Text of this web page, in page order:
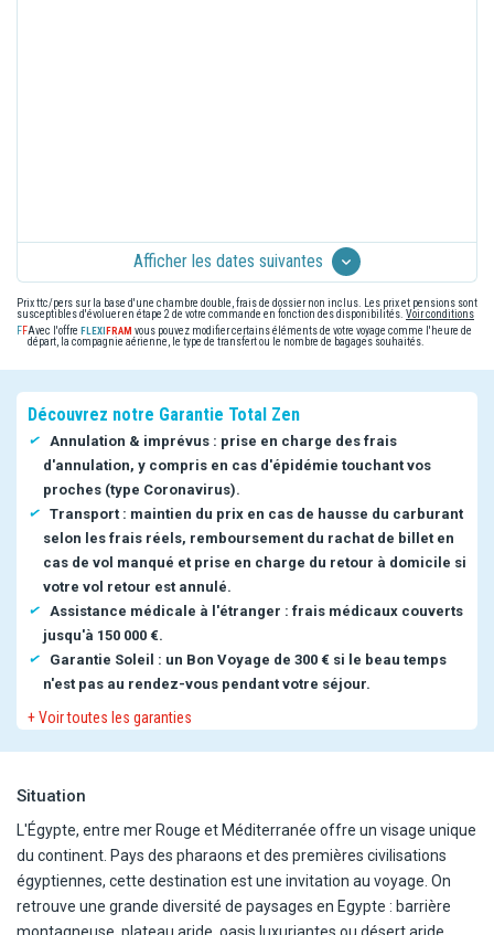
Afficher les dates suivantes
Prix ttc/pers sur la base d'une chambre double, frais de dossier non inclus. Les prix et pensions sont
susceptibles d'évoluer en étape 2 de votre commande en fonction des disponibilités. Voir conditions
Avec l'offre
vous pouvez modifier certains éléments de votre voyage comme l'heure de
départ, la compagnie aérienne, le type de transfert ou le nombre de bagages souhaités.
Découvrez notre Garantie Total Zen
Annulation & imprévus : prise en charge des frais
d'annulation, y compris en cas d'épidémie touchant vos
proches (type Coronavirus).
Transport : maintien du prix en cas de hausse du carburant
selon les frais réels, remboursement du rachat de billet en
cas de vol manqué et prise en charge du retour à domicile si
votre vol retour est annulé.
Assistance médicale à l'étranger : frais médicaux couverts
jusqu'à 150 000 €.
Garantie Soleil : un Bon Voyage de 300 € si le beau temps
n'est pas au rendez-vous pendant votre séjour.
+ Voir toutes les garanties
Situation
L'Égypte, entre mer Rouge et Méditerranée offre un visage unique
du continent. Pays des pharaons et des premières civilisations
égyptiennes, cette destination est une invitation au voyage. On
retrouve une grande diversité de paysages en Egypte : barrière
montagneuse, plateau aride, oasis luxuriantes ou désert aride.